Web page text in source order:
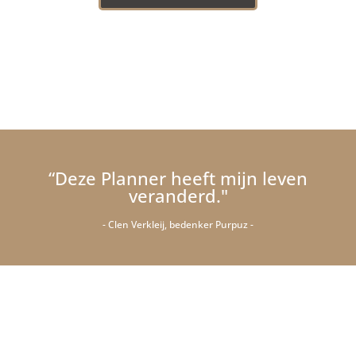
“Deze Planner heeft mijn leven
veranderd."
- Clen Verkleij, bedenker Purpuz -